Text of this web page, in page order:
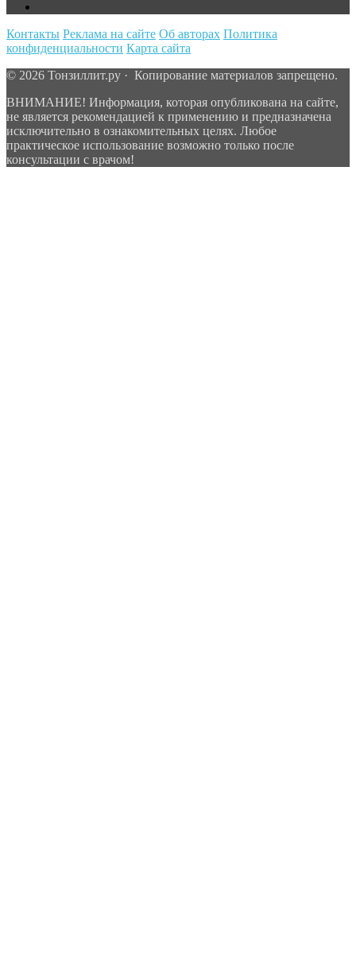
Контакты Реклама на сайте Об авторах Политика
конфиденциальности Карта сайта
© 2026 Тонзиллит.ру · Копирование материалов запрещено.
ВНИМАНИЕ! Информация, которая опубликована на сайте,
не является рекомендацией к применению и предназначена
исключительно в ознакомительных целях. Любое
практическое использование возможно только после
консультации с врачом!